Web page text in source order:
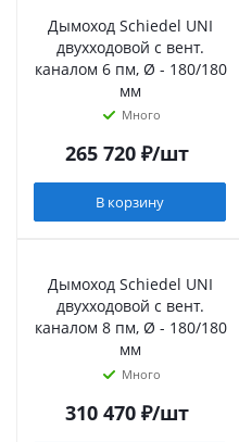
Дымоход Schiedel UNI
двухходовой с вент.
каналом 6 пм, Ø - 180/180
мм
Много
265 720₽/шт
В корзину
Дымоход Schiedel UNI
двухходовой с вент.
каналом 8 пм, Ø - 180/180
мм
Много
310 470₽/шт